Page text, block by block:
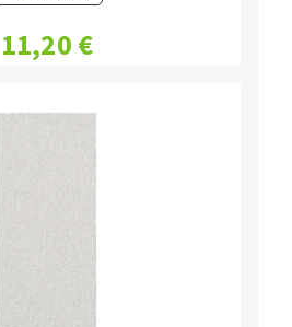
11,20 €